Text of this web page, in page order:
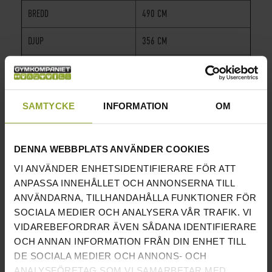
SAMTYCKE INFORMATION OM
DENNA WEBBPLATS ANVÄNDER COOKIES
VI ANVÄNDER ENHETSIDENTIFIERARE FÖR ATT
ANPASSA INNEHÅLLET OCH ANNONSERNA TILL
ANVÄNDARNA, TILLHANDAHÅLLA FUNKTIONER FÖR
SOCIALA MEDIER OCH ANALYSERA VÅR TRAFIK. VI
VIDAREBEFORDRAR ÄVEN SÅDANA IDENTIFIERARE
OCH ANNAN INFORMATION FRÅN DIN ENHET TILL
DE SOCIALA MEDIER OCH ANNONS- OCH
BREDD 490 CM
DJUP 356 CM
VIKT
ANTIKORROSIV FÄRG
MAGNETISK VIKTVÄLJARE √
5 MM OCH 6 MM TJOCK
GUMMIBELAGD STÅLKABEL FÖR
JÄMN OCH SÄKER PRESTANDA
√
KOMPONENTER I ROSTFRITT
STÅL. DESIGNAD FÖR ATT GE
LÅNGVARIG HÅLLBARHET
√